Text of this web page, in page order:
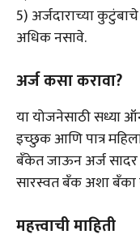
5) अर्जदाराच्या
अधिक नसावे.
अर्ज कसा करावा?
या योजनेसाठी सध्या
इच्छुक आणि पात्र
बँकेत जाऊन अर्ज
सारस्वत बँक अशा
महत्त्वाची माहिती